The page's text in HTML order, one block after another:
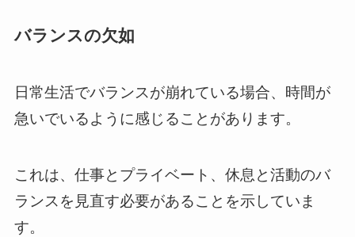
バランスの欠如
日常生活でバランスが崩れている場合、時間が
急いでいるように感じることがあります。
これは、仕事とプライベート、休息と活動のバ
ランスを見直す必要があることを示していま
す。